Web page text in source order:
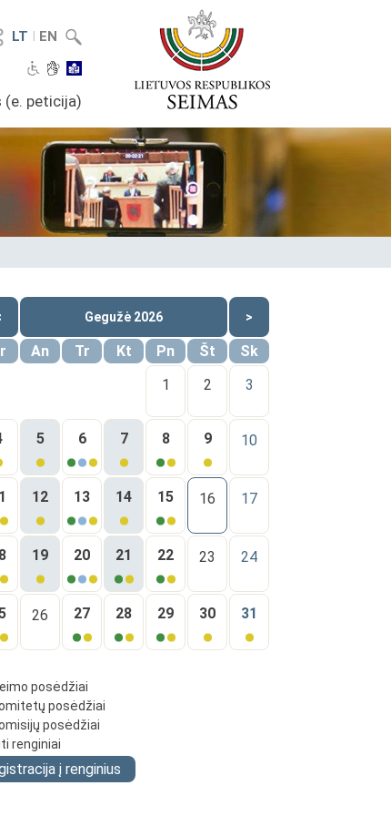
LT I EN
(e. peticija)
Gegužė 2026 >
An Tr Kt Pn Št
Sk
1
2 3
5 6 7 8 9 10
12 13 14 15 16 17
19 20 21 22 23 24
26 27 28 29 30 31
posėdžiai
posėdžiai
posėdžiai
renginiai
į renginius